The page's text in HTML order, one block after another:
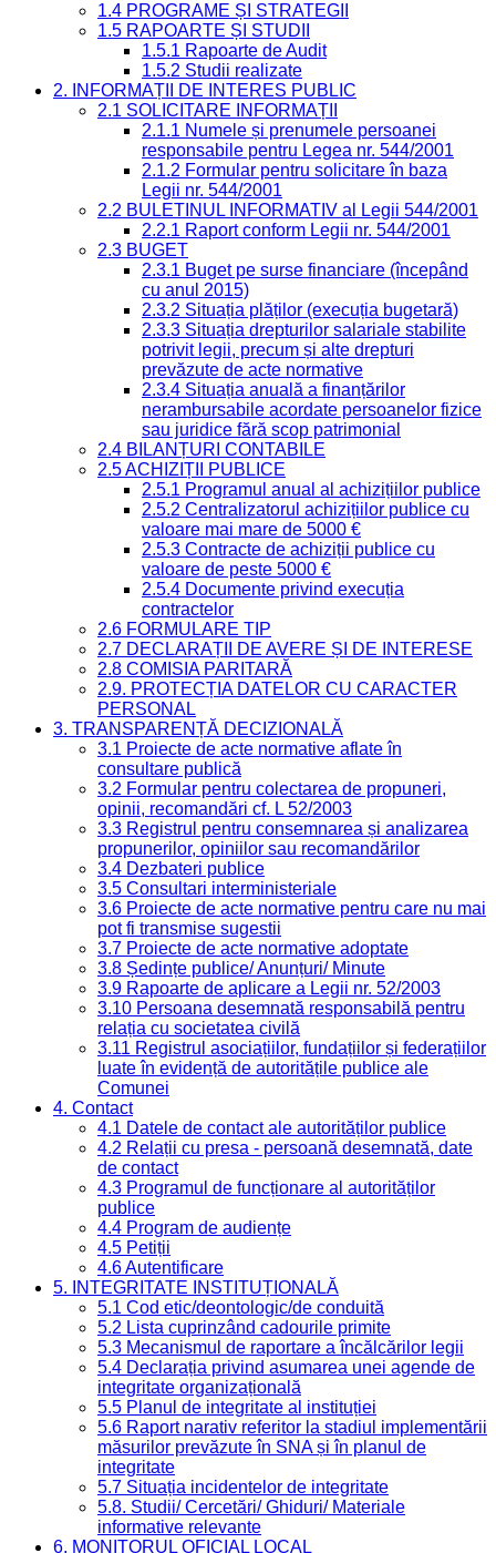
1.4 PROGRAME ȘI STRATEGII
1.5 RAPOARTE ȘI STUDII
1.5.1 Rapoarte de Audit
1.5.2 Studii realizate
2. INFORMAȚII DE INTERES PUBLIC
2.1 SOLICITARE INFORMAȚII
2.1.1 Numele și prenumele persoanei
responsabile pentru Legea nr. 544/2001
2.1.2 Formular pentru solicitare în baza
Legii nr. 544/2001
2.2 BULETINUL INFORMATIV al Legii 544/2001
2.2.1 Raport conform Legii nr. 544/2001
2.3 BUGET
2.3.1 Buget pe surse financiare (începând
cu anul 2015)
2.3.2 Situația plăților (execuția bugetară)
2.3.3 Situația drepturilor salariale stabilite
potrivit legii, precum și alte drepturi
prevăzute de acte normative
2.3.4 Situația anuală a finanțărilor
nerambursabile acordate persoanelor fizice
sau juridice fără scop patrimonial
2.4 BILANȚURI CONTABILE
2.5 ACHIZIȚII PUBLICE
2.5.1 Programul anual al achizițiilor publice
2.5.2 Centralizatorul achizițiilor publice cu
valoare mai mare de 5000 €
2.5.3 Contracte de achiziții publice cu
valoare de peste 5000 €
2.5.4 Documente privind execuția
contractelor
2.6 FORMULARE TIP
2.7 DECLARAȚII DE AVERE ȘI DE INTERESE
2.8 COMISIA PARITARĂ
2.9. PROTECȚIA DATELOR CU CARACTER
PERSONAL
3. TRANSPARENȚĂ DECIZIONALĂ
3.1 Proiecte de acte normative aflate în
consultare publică
3.2 Formular pentru colectarea de propuneri,
opinii, recomandări cf. L 52/2003
3.3 Registrul pentru consemnarea și analizarea
propunerilor, opiniilor sau recomandărilor
3.4 Dezbateri publice
3.5 Consultari interministeriale
3.6 Proiecte de acte normative pentru care nu mai
pot fi transmise sugestii
3.7 Proiecte de acte normative adoptate
3.8 Ședințe publice/ Anunțuri/ Minute
3.9 Rapoarte de aplicare a Legii nr. 52/2003
3.10 Persoana desemnată responsabilă pentru
relația cu societatea civilă
3.11 Registrul asociațiilor, fundațiilor și federațiilor
luate în evidență de autoritățile publice ale
Comunei
4. Contact
4.1 Datele de contact ale autorităților publice
4.2 Relații cu presa - persoană desemnată, date
de contact
4.3 Programul de funcționare al autorităților
publice
4.4 Program de audiențe
4.5 Petiții
4.6 Autentificare
5. INTEGRITATE INSTITUȚIONALĂ
5.1 Cod etic/deontologic/de conduită
5.2 Lista cuprinzând cadourile primite
5.3 Mecanismul de raportare a încălcărilor legii
5.4 Declarația privind asumarea unei agende de
integritate organizațională
5.5 Planul de integritate al instituției
5.6 Raport narativ referitor la stadiul implementării
măsurilor prevăzute în SNA și în planul de
integritate
5.7 Situația incidentelor de integritate
5.8. Studii/ Cercetări/ Ghiduri/ Materiale
informative relevante
6. MONITORUL OFICIAL LOCAL